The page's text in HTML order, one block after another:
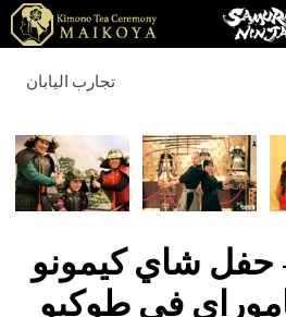
تجارب اليابان
حفل شاي كيمونو
في طوكيو